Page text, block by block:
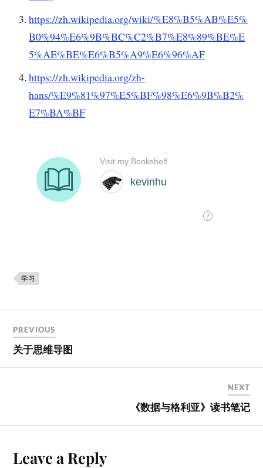
https://zh.wikipedia.org/wiki/%E8%B5%AB%E5%
B0%94%E6%9B%BC%C2%B7%E8%89%BE%E
5%AE%BE%E6%B5%A9%E6%96%AF
https://zh.wikipedia.org/zh-
hans/%E9%81%97%E5%BF%98%E6%9B%B2%
E7%BA%BF
学习
PREVIOUS
关于思维导图
NEXT
《数据与格利亚》读书笔记
Leave a Reply